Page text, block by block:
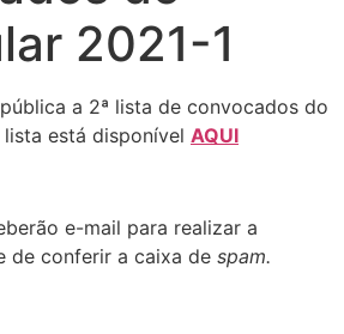
2021-1
a 2ª lista de convocados do
está disponível AQUI
e-mail para realizar a
de conferir a caixa de spam.